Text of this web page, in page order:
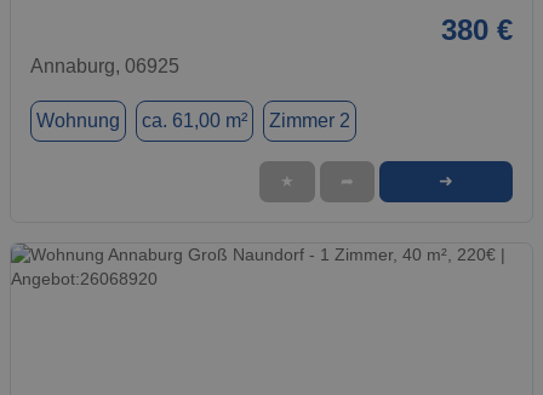
380 €
Annaburg, 06925
Wohnung ca. 61,00 m² Zimmer 2
★ ➦ ➜